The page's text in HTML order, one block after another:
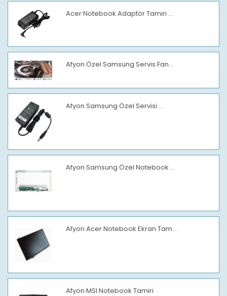
Acer Notebook Adaptör Tamiri ...
Afyon Özel Samsung Servis Fan...
Afyon Samsung Özel Servisi ...
Afyon Samsung Özel Notebook ...
Afyon Acer Notebook Ekran Tam...
Afyon MSI Notebook Tamiri